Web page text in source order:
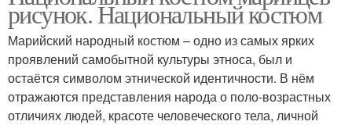
рисунок. Национальный костюм
Марийский народный костюм – одно из самых ярких
проявлений самобытной культуры этноса, был и
остаётся символом этнической идентичности. В нём
отражаются представления народа о поло-возрастных
отличиях людей, красоте человеческого тела, личной